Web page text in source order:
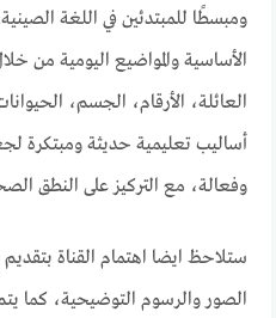
ومبسطًا للمبتدئين في اللغة
الأساسية والمواضيع اليومية من
العائلة، الأرقام، الجسم،
أساليب تعليمية حديثة ومبتكرة
وفعالة، مع التركيز على النطق
ستلاحظ ايضا اهتمام القناة
الصور والرسوم التوضيحية، كما